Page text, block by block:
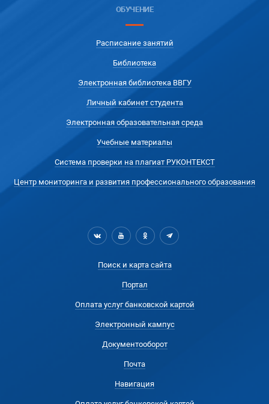
ОБУЧЕНИЕ
Расписание занятий
Библиотека
Электронная библиотека ВВГУ
Личный кабинет студента
Электронная образовательная среда
Учебные материалы
Система проверки на плагиат РУКОНТЕКСТ
Центр мониторинга и развития профессионального образования
Поиск и карта сайта
Портал
Оплата услуг банковской картой
Электронный кампус
Документооборот
Почта
Навигация